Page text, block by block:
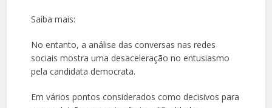
Saiba mais:
No entanto, a análise das conversas nas redes
sociais mostra uma desaceleração no entusiasmo
pela candidata democrata.
Em vários pontos considerados como decisivos para